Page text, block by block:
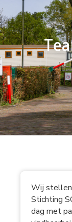
Wij stellen
Stichting
dag met